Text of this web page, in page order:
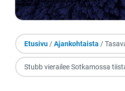
Etusivu/Ajankohtaista /
Stubb vierailee Sotkamossa